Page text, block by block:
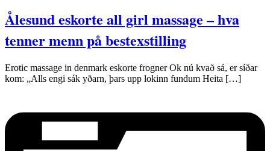
Ålesund eskorte all girl massage – hva
tenner menn på bestexstilling
Erotic massage in denmark eskorte frogner Ok nú kvað sá, er síðar
kom: „Alls engi sák yðarn, þars upp lokinn fundum Heita […]